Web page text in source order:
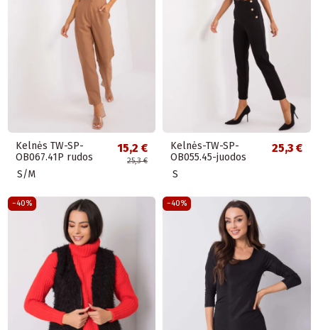
Kelnės TW-SP-
OB067.41P rudos
15,2 €
25,3 €
S/M
Kelnės-TW-SP-
OB055.45-juodos
25,3 €
S
−40% −40%